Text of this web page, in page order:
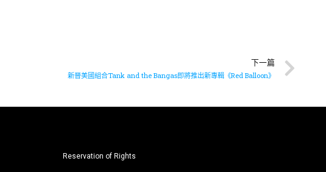
下一篇
新晉美國組合Tank and the Bangas即將推出新專輯《Red Balloon》
Reservation of Rights